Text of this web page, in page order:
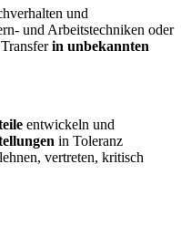
und
und Arbeitstechniken oder
in unbekannten
entwickeln und
in Toleranz
vertreten, kritisch